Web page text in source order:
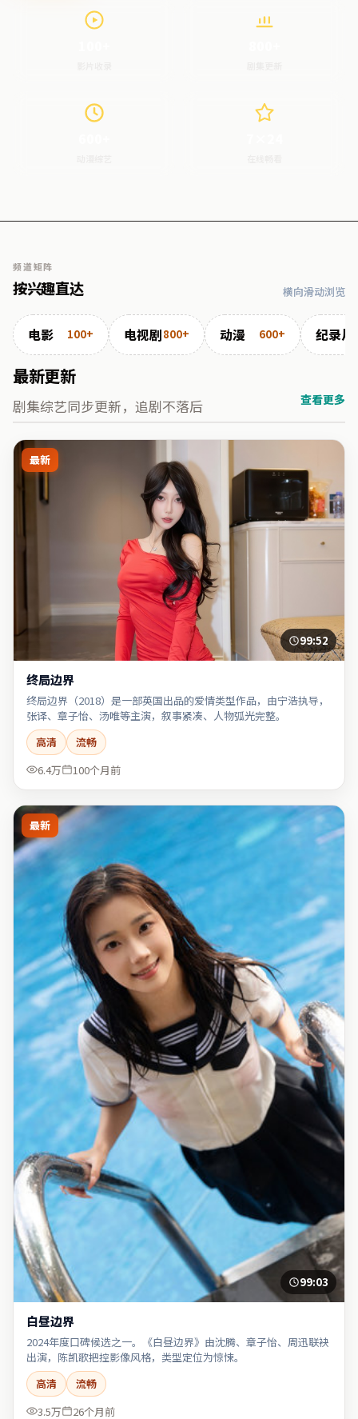
频道矩阵
按兴趣直达 横向滑动浏览
电影 100+ 电视剧800+ 动漫 600+ 纪录片
最新更新
剧集综艺同步更新，追剧不落后 查看更多
最新
99:52
终局边界
终局边界（2018）是一部英国出品的爱情类型作品，由宁浩执导，
张译、章子怡、汤唯等主演，叙事紧凑、人物弧光完整。
高清
流畅
6.4万
100个月前
最新
99:03
白昼边界
2024年度口碑候选之一。《白昼边界》由沈腾、章子怡、周迅联袂
出演，陈凯歌把控影像风格，类型定位为惊悚。
高清
流畅
3.5万
26个月前